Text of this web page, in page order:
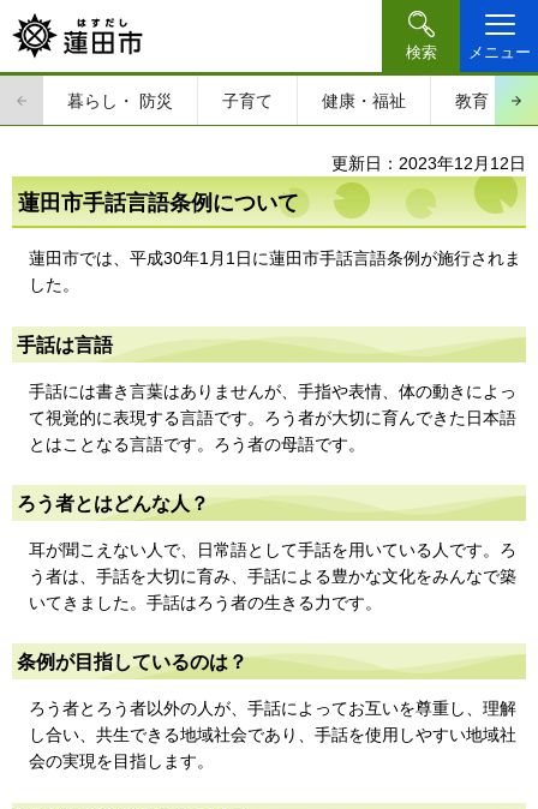
検索 メニュー
暮らし・ 防災 子育て 健康・福祉 教育・文
更新日：2023年12月12日
蓮田市手話言語条例について
蓮田市では、平成30年1月1日に蓮田市手話言語条例が施行されま
した。
手話は言語
手話には書き言葉はありませんが、手指や表情、体の動きによっ
て視覚的に表現する言語です。ろう者が大切に育んできた日本語
とはことなる言語です。ろう者の母語です。
ろう者とはどんな人？
耳が聞こえない人で、日常語として手話を用いている人です。ろ
う者は、手話を大切に育み、手話による豊かな文化をみんなで築
いてきました。手話はろう者の生きる力です。
条例が目指しているのは？
ろう者とろう者以外の人が、手話によってお互いを尊重し、理解
し合い、共生できる地域社会であり、手話を使用しやすい地域社
会の実現を目指します。